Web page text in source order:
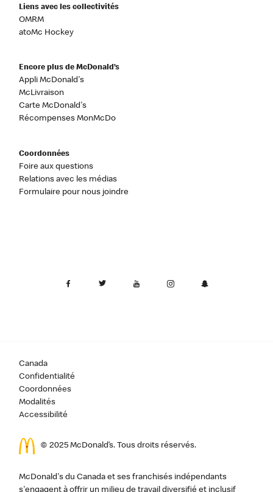
Liens avec les collectivités
OMRM
atoMc Hockey
Encore plus de McDonald’s
Appli McDonald's
McLivraison
Carte McDonald's
Récompenses MonMcDo
Coordonnées
Foire aux questions
Relations avec les médias
Formulaire pour nous joindre
Canada
Confidentialité
Coordonnées
Modalités
Accessibilité
© 2025 McDonald’s. Tous droits réservés.
McDonald's du Canada et ses franchisés indépendants
s'engagent à offrir un milieu de travail diversifié et inclusif